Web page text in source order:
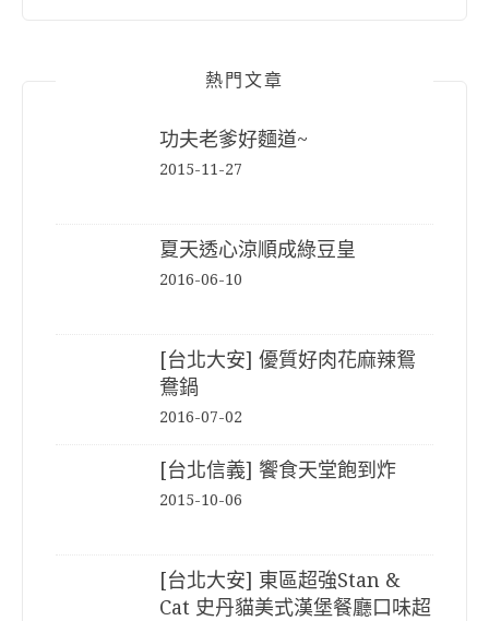
熱門文章
功夫老爹好麵道~
2015-11-27
夏天透心涼順成綠豆皇
2016-06-10
[台北大安] 優質好肉花麻辣鴛
鴦鍋
2016-07-02
[台北信義] 饗食天堂飽到炸
2015-10-06
[台北大安] 東區超強Stan &
Cat 史丹貓美式漢堡餐廳口味超